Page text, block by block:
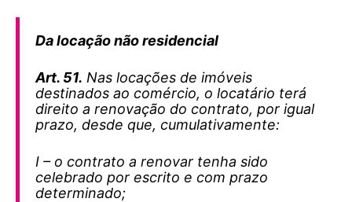
Da locação não residencial
Art. 51. Nas locações de imóveis
destinados ao comércio, o locatário terá
direito a renovação do contrato, por igual
prazo, desde que, cumulativamente:
I – o contrato a renovar tenha sido
celebrado por escrito e com prazo
determinado;